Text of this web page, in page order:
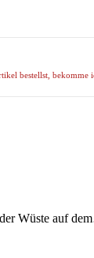
bestellst, bekomme
Wüste auf